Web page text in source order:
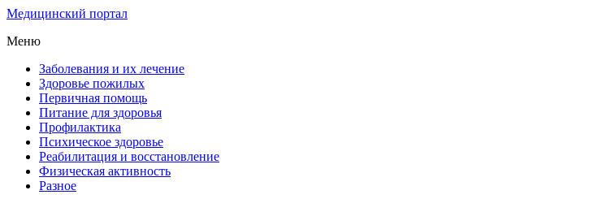
Медицинский портал
Меню
Заболевания и их лечение
Здоровье пожилых
Первичная помощь
Питание для здоровья
Профилактика
Психическое здоровье
Реабилитация и восстановление
Физическая активность
Разное